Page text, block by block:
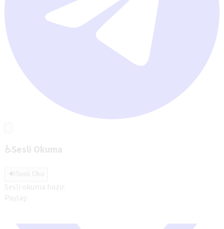
♿Sesli Okuma
🔊 Sesli Oku
Sesli okuma hazır.
Paylaş: